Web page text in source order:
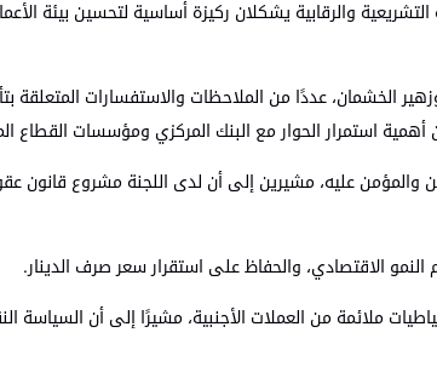
والرقابية يشكلان ركيزة أساسية لتحسين بيئة
عددًا من الملاحظات والاستفسارات المتعلقة
أهمية استمرار الحوار مع البنك المركزي ومؤسسات القطاع
والمؤمن عليه، مشيرين إلى أن لدى اللجنة مشروع قانون
الاقتصادي، والحفاظ على استقرار سعر صرف الدينار.
ملائمة من العملات الأجنبية، مشيرًا إلى أن السياسة